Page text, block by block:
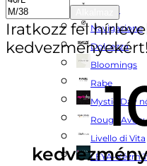
Monari
Navigazione
Dolcezza
Bloomings
Rabe
Mystic Day
Rouge
Livello di Vita
LEYA-
Iratkozz fel
kedvezményekért!